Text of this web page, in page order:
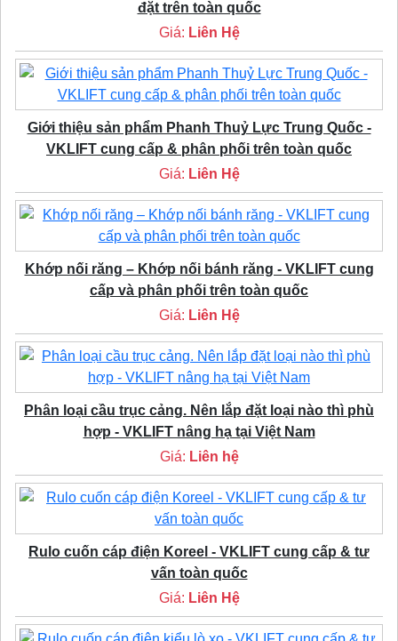
đặt trên toàn quốc
Giá: Liên Hệ
Giới thiệu sản phẩm Phanh Thuỷ Lực Trung Quốc -
VKLIFT cung cấp & phân phối trên toàn quốc
Giá: Liên Hệ
Khớp nối răng – Khớp nối bánh răng - VKLIFT cung
cấp và phân phối trên toàn quốc
Giá: Liên Hệ
Phân loại cầu trục cảng. Nên lắp đặt loại nào thì phù
hợp - VKLIFT nâng hạ tại Việt Nam
Giá: Liên hệ
Rulo cuốn cáp điện Koreel - VKLIFT cung cấp & tư
vấn toàn quốc
Giá: Liên Hệ